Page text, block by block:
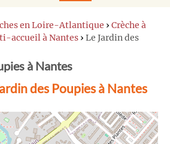
en Loire-Atlantique › Crèche à
accueil à Nantes › Le Jardin des
à Nantes
des Poupies à Nantes